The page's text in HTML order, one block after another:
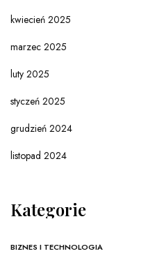
kwiecień 2025
marzec 2025
luty 2025
styczeń 2025
grudzień 2024
listopad 2024
Kategorie
BIZNES I TECHNOLOGIA